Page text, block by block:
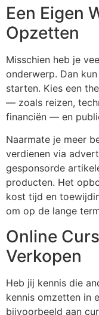
Een Eigen
Opzetten
Misschien heb je
onderwerp. Dan
starten. Kies een
— zoals reizen,
financiën — en
Naarmate je meer
verdienen via
gesponsorde
producten. Het
kost tijd en
om op de lange
Online
Verkopen
Heb jij kennis die
kennis omzetten in
bijvoorbeeld aan